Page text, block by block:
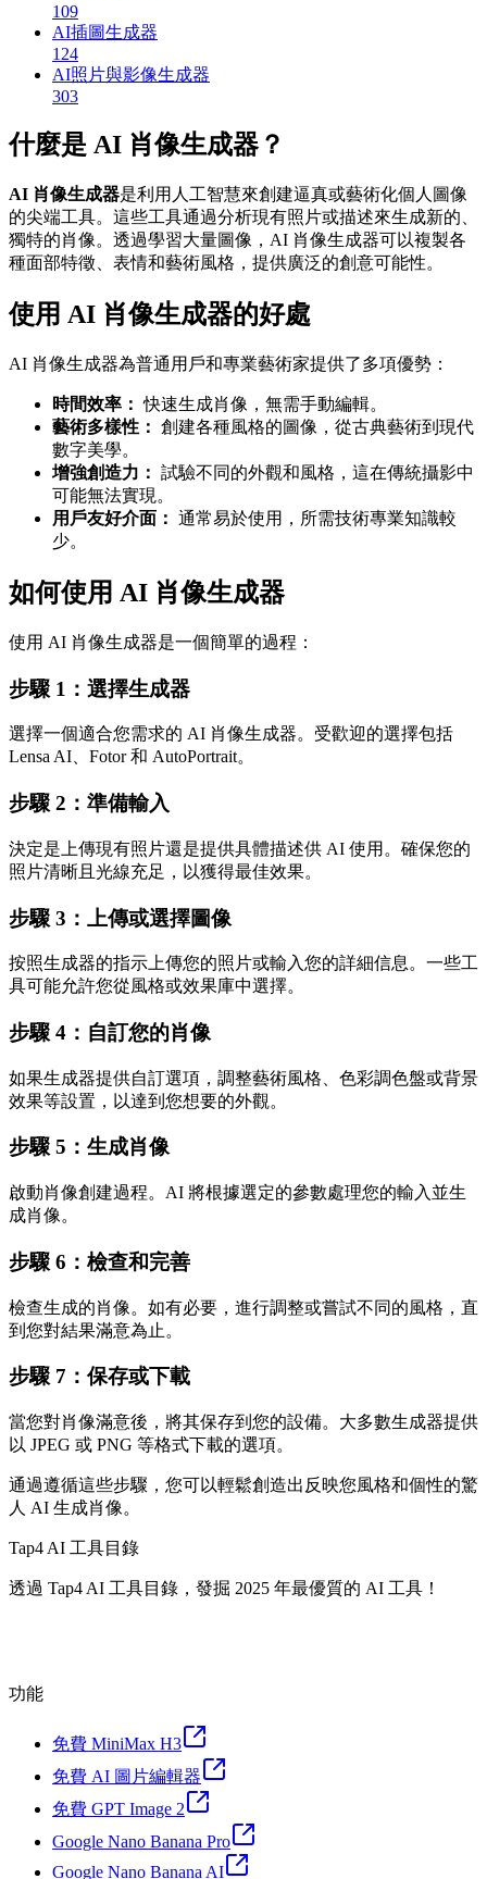
109
AI插圖生成器
124
AI照片與影像生成器
303
什麼是 AI 肖像生成器？
AI 肖像生成器是利用人工智慧來創建逼真或藝術化個人圖像
的尖端工具。這些工具通過分析現有照片或描述來生成新的、
獨特的肖像。透過學習大量圖像，AI 肖像生成器可以複製各
種面部特徵、表情和藝術風格，提供廣泛的創意可能性。
使用 AI 肖像生成器的好處
AI 肖像生成器為普通用戶和專業藝術家提供了多項優勢：
時間效率： 快速生成肖像，無需手動編輯。
藝術多樣性： 創建各種風格的圖像，從古典藝術到現代
數字美學。
增強創造力： 試驗不同的外觀和風格，這在傳統攝影中
可能無法實現。
用戶友好介面： 通常易於使用，所需技術專業知識較
少。
如何使用 AI 肖像生成器
使用 AI 肖像生成器是一個簡單的過程：
步驟 1：選擇生成器
選擇一個適合您需求的 AI 肖像生成器。受歡迎的選擇包括
Lensa AI、Fotor 和 AutoPortrait。
步驟 2：準備輸入
決定是上傳現有照片還是提供具體描述供 AI 使用。確保您的
照片清晰且光線充足，以獲得最佳效果。
步驟 3：上傳或選擇圖像
按照生成器的指示上傳您的照片或輸入您的詳細信息。一些工
具可能允許您從風格或效果庫中選擇。
步驟 4：自訂您的肖像
如果生成器提供自訂選項，調整藝術風格、色彩調色盤或背景
效果等設置，以達到您想要的外觀。
步驟 5：生成肖像
啟動肖像創建過程。AI 將根據選定的參數處理您的輸入並生
成肖像。
步驟 6：檢查和完善
檢查生成的肖像。如有必要，進行調整或嘗試不同的風格，直
到您對結果滿意為止。
步驟 7：保存或下載
當您對肖像滿意後，將其保存到您的設備。大多數生成器提供
以 JPEG 或 PNG 等格式下載的選項。
通過遵循這些步驟，您可以輕鬆創造出反映您風格和個性的驚
人 AI 生成肖像。
Tap4 AI 工具目錄
透過 Tap4 AI 工具目錄，發掘 2025 年最優質的 AI 工具！
功能
免費 MiniMax H3
免費 AI 圖片編輯器
免費 GPT Image 2
Google Nano Banana Pro
Google Nano Banana AI